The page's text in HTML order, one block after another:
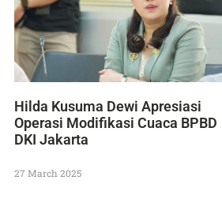
Hilda Kusuma Dewi Apresiasi
Operasi Modifikasi Cuaca BPBD
DKI Jakarta
27 March 2025